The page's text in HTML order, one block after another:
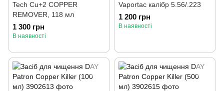
Tech Cu+2 COPPER
REMOVER, 118 мл
1 300 грн
В наявності
Vaportac калібр 5.56/.223
1 200 грн
В наявності